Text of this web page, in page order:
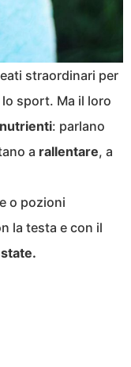
straordinari per
lo sport. Ma il loro
: parlano
a rallentare, a
o pozioni
la testa e con il